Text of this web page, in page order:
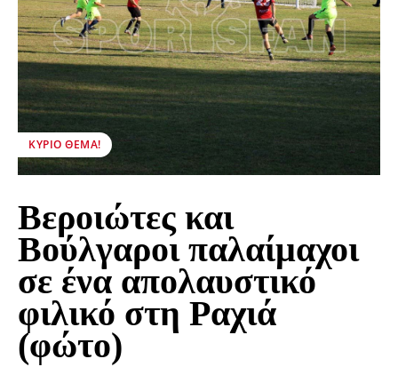
ΚΎΡΙΟ ΘΈΜΑ!
Βεροιώτες και
Βούλγαροι παλαίμαχοι
σε ένα απολαυστικό
φιλικό στη Ραχιά
(φώτο)